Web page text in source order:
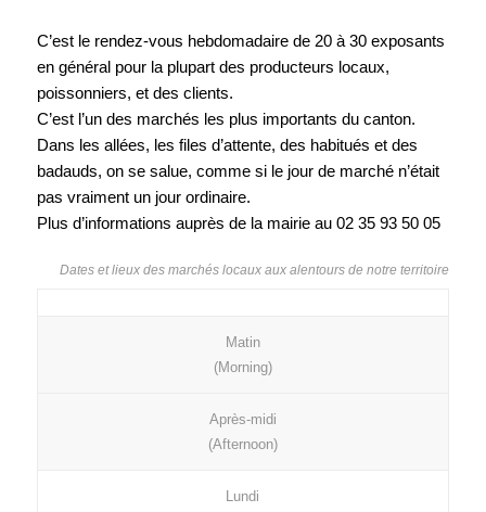
C’est le rendez-vous hebdomadaire de 20 à 30 exposants
en général pour la plupart des producteurs locaux,
poissonniers, et des clients.
C’est l’un des marchés les plus importants du canton.
Dans les allées, les files d’attente, des habitués et des
badauds, on se salue, comme si le jour de marché n’était
pas vraiment un jour ordinaire.
Plus d’informations auprès de la mairie au 02 35 93 50 05
Dates et lieux des marchés locaux aux alentours de notre territoire
Matin
(Morning)
Après-midi
(Afternoon)
Lundi